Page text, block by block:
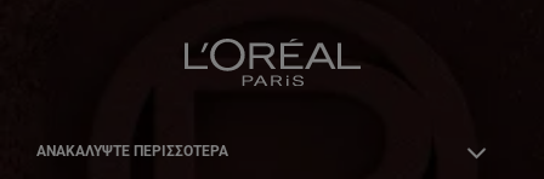
ΑΝΑΚΑΛΎΨΤΕ ΠΕΡΙΣΣΌΤΕΡΑ